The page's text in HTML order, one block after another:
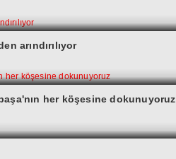
arındırılıyor
her köşesine dokunuyoruz